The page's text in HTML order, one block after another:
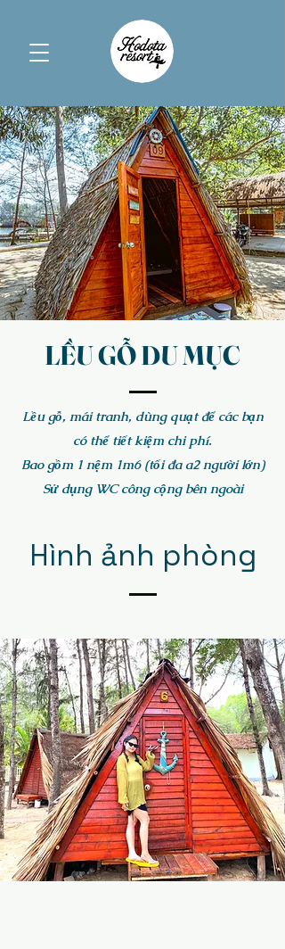
LỀU GỖ DU MỤC
Lều gỗ, mái tranh, dùng quạt để các bạn
có thể tiết kiệm chi phí.
Bao gồm 1 nệm 1m6 (tối đa a2 người lớn)
Sử dụng WC công cộng bên ngoài
Hình ảnh phòng